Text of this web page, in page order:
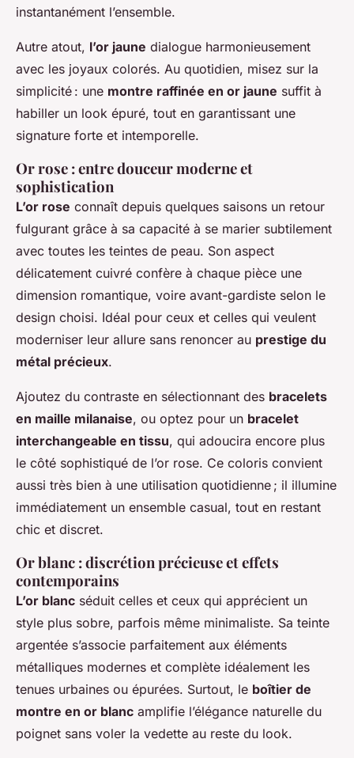
instantanément l’ensemble.
Autre atout, l’or jaune dialogue harmonieusement
avec les joyaux colorés. Au quotidien, misez sur la
simplicité : une montre raffinée en or jaune suffit à
habiller un look épuré, tout en garantissant une
signature forte et intemporelle.
Or rose : entre douceur moderne et
sophistication
L’or rose connaît depuis quelques saisons un retour
fulgurant grâce à sa capacité à se marier subtilement
avec toutes les teintes de peau. Son aspect
délicatement cuivré confère à chaque pièce une
dimension romantique, voire avant-gardiste selon le
design choisi. Idéal pour ceux et celles qui veulent
moderniser leur allure sans renoncer au prestige du
métal précieux.
Ajoutez du contraste en sélectionnant des bracelets
en maille milanaise, ou optez pour un bracelet
interchangeable en tissu, qui adoucira encore plus
le côté sophistiqué de l’or rose. Ce coloris convient
aussi très bien à une utilisation quotidienne ; il illumine
immédiatement un ensemble casual, tout en restant
chic et discret.
Or blanc : discrétion précieuse et effets
contemporains
L’or blanc séduit celles et ceux qui apprécient un
style plus sobre, parfois même minimaliste. Sa teinte
argentée s’associe parfaitement aux éléments
métalliques modernes et complète idéalement les
tenues urbaines ou épurées. Surtout, le boîtier de
montre en or blanc amplifie l’élégance naturelle du
poignet sans voler la vedette au reste du look.